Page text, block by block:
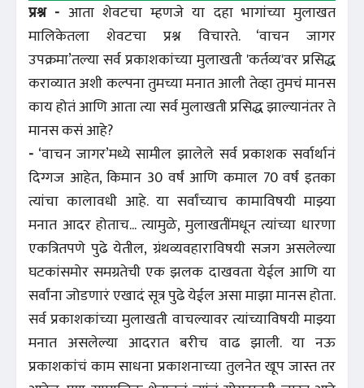
प्रश्न - आता शेवटचा म्हणजे या दहा भागांच्या मुलाखत
मालिकेतला शेवटचा प्रश्न विचारते. ‘वाचन जागर
उपक्रमा’तल्या सर्व प्रकाशकांच्या मुलाखती 'कर्तव्य'वर प्रसिद्ध
कराव्यात अशी कल्पना तुमच्या मनात आली तेव्हा तुमचं मानस
काय होतं आणि आता त्या सर्व मुलाखती प्रसिद्ध झाल्यानंतर ते
मानस कसं आहे?
- ‘वाचन जागर’मध्ये सामील झालेले सर्व प्रकाशक सर्वार्थानं
दिग्गज आहेत, किमान 30 वर्षं आणि कमाल 70 वर्षं इतका
त्यांचा कालावधी आहे. या सर्वांच्याच कामाविषयी माझ्या
मनात आदर होताच... त्यामुळे, मुलाखतींमधून त्यांच्या धारणा
एकत्रितपणे पुढे येतील, ग्रंथव्यवहाराविषयी सजग असलेल्या
घटकांसमोर समग्रतेची एक झलक दाखवता येईल आणि या
सर्वांना जोडणारं एखादं सूत्र पुढे येईल असा माझा मानस होता.
सर्व प्रकाशकांच्या मुलाखती वाचल्यावर त्यांच्याविषयी माझ्या
मनात असलेल्या आदरात बरीच वाढ झाली. या नऊ
प्रकाशकांचं काम साधना प्रकाशनाच्या तुलनेत खूप जास्त तर